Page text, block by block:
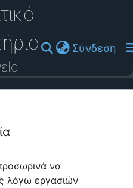
Σύνδεση
να
λόγω εργασιών